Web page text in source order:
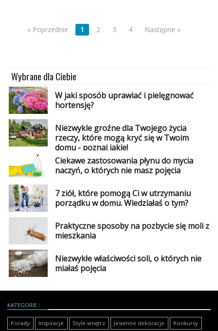
« Poprzednie 1 2 3 4 Następne »
Wybrane dla Ciebie
W jaki sposób uprawiać i pielęgnować
hortensję?
Niezwykle groźne dla Twojego życia
rzeczy, które mogą kryć się w Twoim
domu - poznaj jakie!
Ciekawe zastosowania płynu do mycia
naczyń, o których nie masz pojęcia
7 ziół, które pomogą Ci w utrzymaniu
porządku w domu. Wiedziałaś o tym?
Praktyczne sposoby na pozbycie się moli z
mieszkania
Niezwykłe właściwości soli, o których nie
miałaś pojęcia
KATEGORIE
Porady Inspiracje Style wnętrz Jesienne dekoracje Konkursy